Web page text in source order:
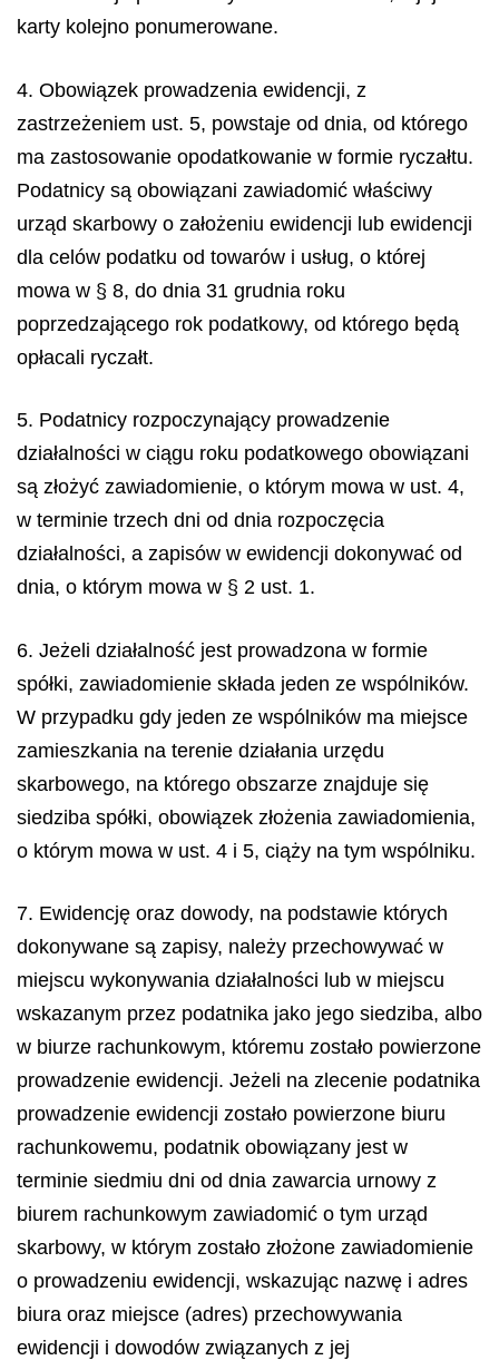
karty kolejno ponumerowane.
4. Obowiązek prowadzenia ewidencji, z
zastrzeżeniem ust. 5, powstaje od dnia, od którego
ma zastosowanie opodatkowanie w formie ryczałtu.
Podatnicy są obowiązani zawiadomić właściwy
urząd skarbowy o założeniu ewidencji lub ewidencji
dla celów podatku od towarów i usług, o której
mowa w § 8, do dnia 31 grudnia roku
poprzedzającego rok podatkowy, od którego będą
opłacali ryczałt.
5. Podatnicy rozpoczynający prowadzenie
działalności w ciągu roku podatkowego obowiązani
są złożyć zawiadomienie, o którym mowa w ust. 4,
w terminie trzech dni od dnia rozpoczęcia
działalności, a zapisów w ewidencji dokonywać od
dnia, o którym mowa w § 2 ust. 1.
6. Jeżeli działalność jest prowadzona w formie
spółki, zawiadomienie składa jeden ze wspólników.
W przypadku gdy jeden ze wspólników ma miejsce
zamieszkania na terenie działania urzędu
skarbowego, na którego obszarze znajduje się
siedziba spółki, obowiązek złożenia zawiadomienia,
o którym mowa w ust. 4 i 5, ciąży na tym wspólniku.
7. Ewidencję oraz dowody, na podstawie których
dokonywane są zapisy, należy przechowywać w
miejscu wykonywania działalności lub w miejscu
wskazanym przez podatnika jako jego siedziba, albo
w biurze rachunkowym, któremu zostało powierzone
prowadzenie ewidencji. Jeżeli na zlecenie podatnika
prowadzenie ewidencji zostało powierzone biuru
rachunkowemu, podatnik obowiązany jest w
terminie siedmiu dni od dnia zawarcia urnowy z
biurem rachunkowym zawiadomić o tym urząd
skarbowy, w którym zostało złożone zawiadomienie
o prowadzeniu ewidencji, wskazując nazwę i adres
biura oraz miejsce (adres) przechowywania
ewidencji i dowodów związanych z jej